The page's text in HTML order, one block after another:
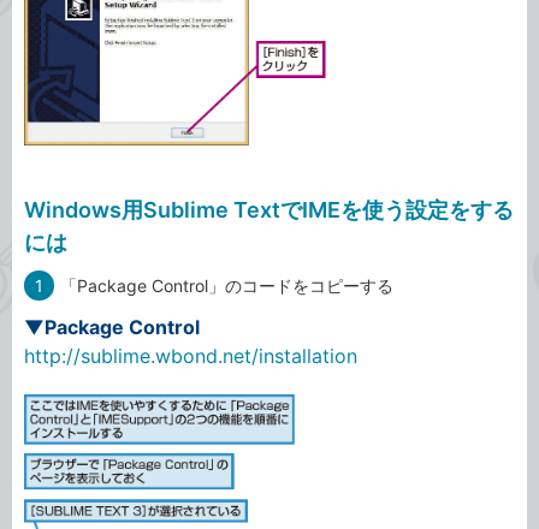
Windows用Sublime TextでIMEを使う設定をする
には
1 「Package Control」のコードをコピーする
▼Package Control
http://sublime.wbond.net/installation